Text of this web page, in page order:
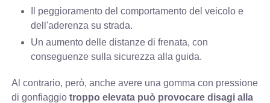
Il peggioramento del comportamento del veicolo e
dell'aderenza su strada.
Un aumento delle distanze di frenata, con
conseguenze sulla sicurezza alla guida.
Al contrario, però, anche avere una gomma con pressione
di gonfiaggio troppo elevata può provocare disagi alla